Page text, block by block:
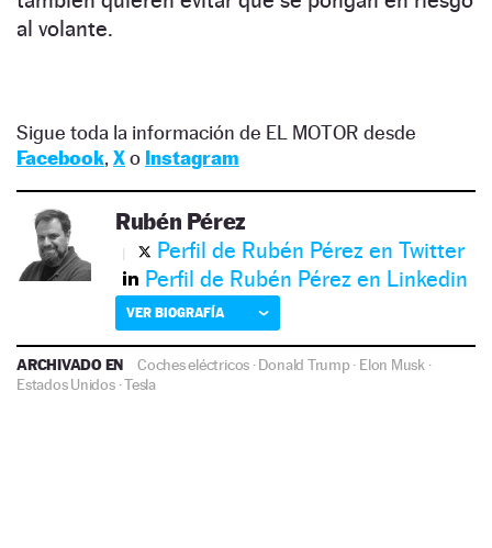
al volante.
Sigue toda la información de EL MOTOR desde
Facebook, Xo Instagram
Rubén Pérez
Perfil de Rubén Pérez en Twitter
Perfil de Rubén Pérez en Linkedin
VER BIOGRAFÍA
ARCHIVADO EN Coches eléctricos ·Donald Trump · Elon Musk·
Estados Unidos·Tesla